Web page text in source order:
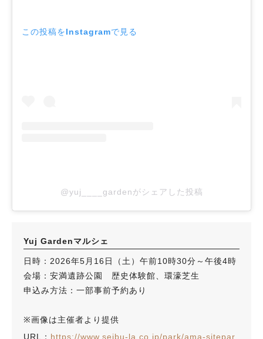
この投稿をInstagramで見る
@yuj____gardenがシェアした投稿
Yuj Gardenマルシェ
日時：2026年5月16日（土）午前10時30分～午後4時
会場：安満遺跡公園 歴史体験館、環濠芝生
申込み方法：一部事前予約あり
※画像は主催者より提供
URL： https://www.seibu-la.co.jp/park/ama-sitepar